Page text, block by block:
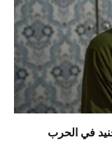
في الحرب